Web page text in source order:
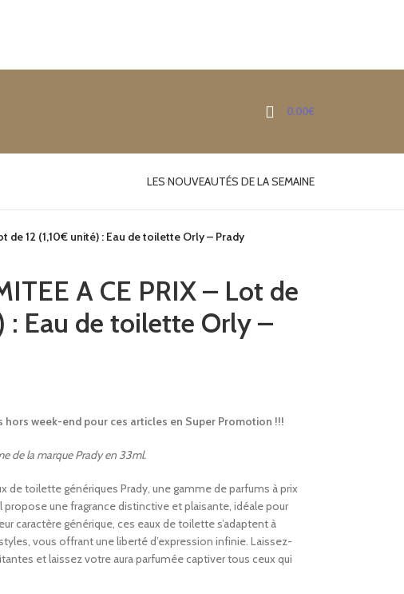
0.00€
LES NOUVEAUTÉS DE LA SEMAINE
de 12 (1,10€ unité) : Eau de toilette Orly – Prady
A CE PRIX – Lot de
: Eau de toilette Orly –
hors week-end pour ces articles en Super Promotion !!!
de la marque Prady en 33ml.
de toilette génériques Prady, une gamme de parfums à prix
propose une fragrance distinctive et plaisante, idéale pour
caractère générique, ces eaux de toilette s’adaptent à
vous offrant une liberté d’expression infinie. Laissez-
et laissez votre aura parfumée captiver tous ceux qui